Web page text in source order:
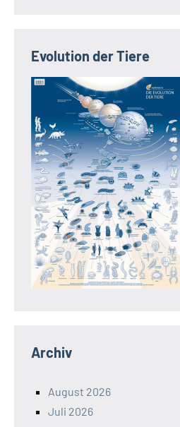
Evolution der Tiere
Archiv
August 2026
Juli 2026